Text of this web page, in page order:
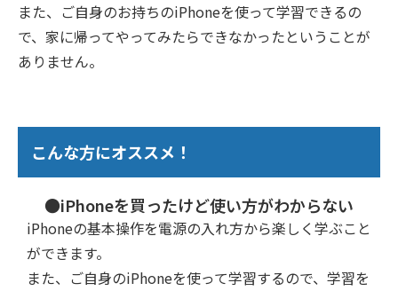
また、ご自身のお持ちのiPhoneを使って学習できるの
で、家に帰ってやってみたらできなかったということが
ありません。
こんな方にオススメ！
●iPhoneを買ったけど使い方がわからない
iPhoneの基本操作を電源の入れ方から楽しく学ぶこと
ができます。
また、ご自身のiPhoneを使って学習するので、学習を